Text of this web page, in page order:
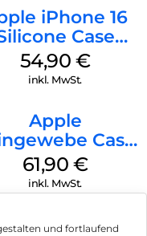
und fortlaufend
iPhone 16
Case
Black
54,90 €
inkl. MwSt.
Apple
Case
iPhone 15 Pro
Schwarz
61,90 €
inkl. MwSt.